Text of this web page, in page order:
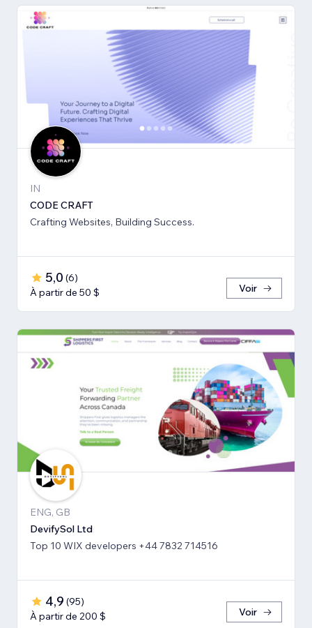
IN
CODE CRAFT
Crafting Websites, Building Success.
5,0 (6)
À partir de 50 $
Voir
ENG, GB
DevifySol Ltd
Top 10 WIX developers +44 7832 714516
4,9 (95)
À partir de 200 $
Voir